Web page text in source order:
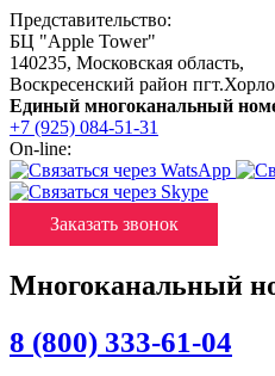
Представительство:
БЦ "Apple Tower"
140235, Московская область,
Воскресенский район
Единый многоканальный
+7 (925) 084-51-31
On-line:
Заказать звонок
Многоканальный
8 (800) 333-61-04